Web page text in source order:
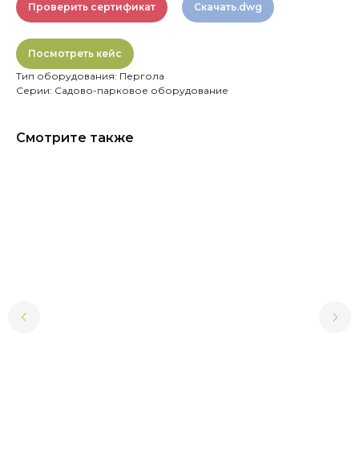
Проверить сертификат Скачать.dwg
Посмотреть кейс
Тип оборудования: Пергола
Серии: Садово-парковое оборудование
Смотрите также